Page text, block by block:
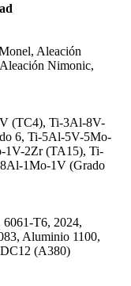
Aleación
Nimonic,
(TC4), Ti-3Al-8V-
6, Ti-5Al-5V-5Mo-
1V-2Zr (TA15), Ti-
1Mo-1V (Grado
T6, 2024,
Aluminio 1100,
(A380)